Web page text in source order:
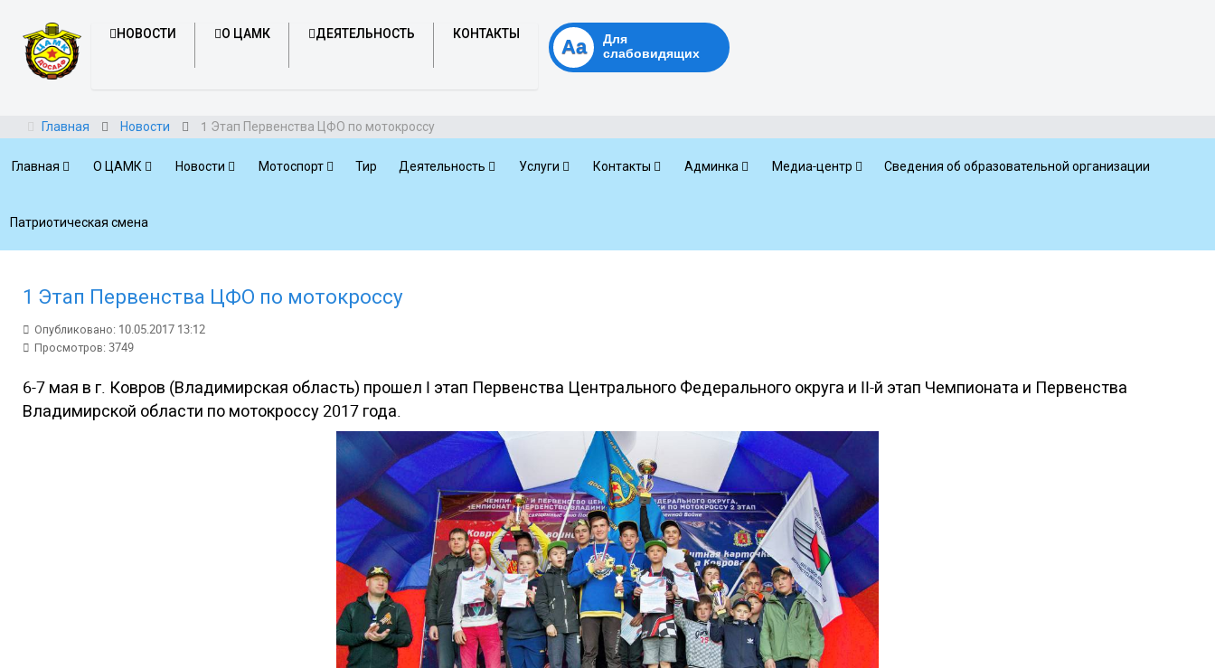
НОВОСТИ О ЦАМК ДЕЯТЕЛЬНОСТЬ КОНТАКТЫ
Аа
Для
слабовидящих
Главная Новости 1 Этап Первенства ЦФО по мотокроссу
Главная О ЦАМК Новости Мотоспорт Тир Деятельность Услуги Контакты Админка Медиа-центр Сведения об образовательной организации
Патриотическая смена
1 Этап Первенства ЦФО по мотокроссу
Опубликовано: 10.05.2017 13:12
Просмотров: 3749
6-7 мая в г. Ковров (Владимирская область) прошел I этап Первенства Центрального Федерального округа и II-й этап Чемпионата и Первенства
Владимирской области по мотокроссу 2017 года.